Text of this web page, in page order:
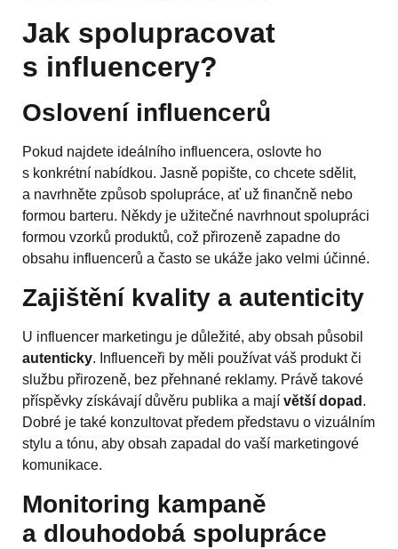
Jak spolupracovat
s influencery?
Oslovení influencerů
Pokud najdete ideálního influencera, oslovte ho
s konkrétní nabídkou. Jasně popište, co chcete sdělit,
a navrhněte způsob spolupráce, ať už finančně nebo
formou barteru. Někdy je užitečné navrhnout spolupráci
formou vzorků produktů, což přirozeně zapadne do
obsahu influencerů a často se ukáže jako velmi účinné.
Zajištění kvality a autenticity
U influencer marketingu je důležité, aby obsah působil
autenticky. Influenceři by měli používat váš produkt či
službu přirozeně, bez přehnané reklamy. Právě takové
příspěvky získávají důvěru publika a mají větší dopad .
Dobré je také konzultovat předem představu o vizuálním
stylu a tónu, aby obsah zapadal do vaší marketingové
komunikace.
Monitoring kampaně
a dlouhodobá spolupráce